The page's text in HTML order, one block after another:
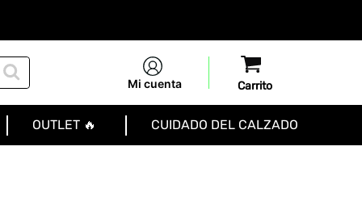
Mi cuenta
OUTLET 🔥 CUIDADO DEL CALZADO